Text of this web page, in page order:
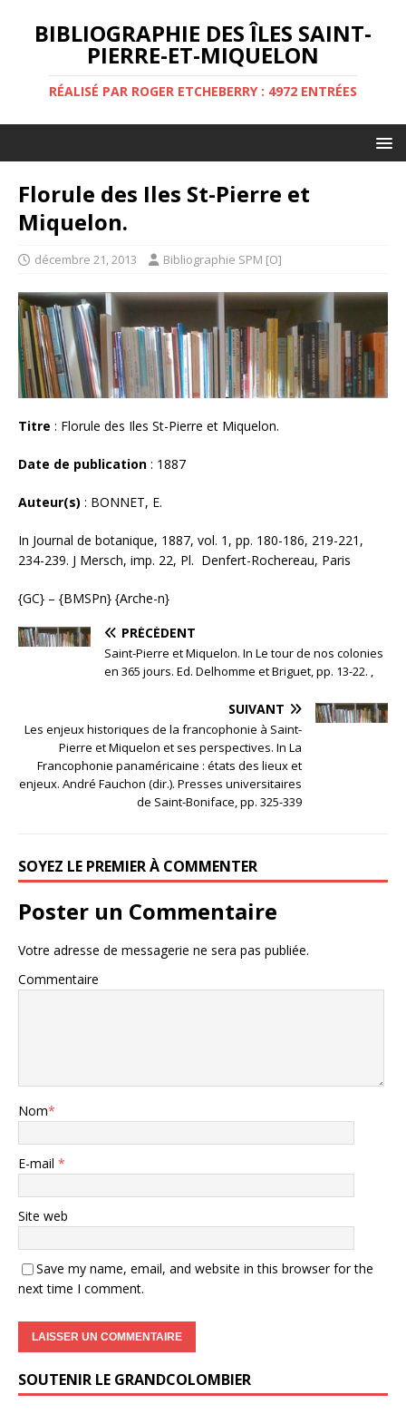
BIBLIOGRAPHIE DES ÎLES SAINT-
PIERRE-ET-MIQUELON
RÉALISÉ PAR ROGER ETCHEBERRY : 4972 ENTRÉES
Florule des Iles St-Pierre et
Miquelon.
décembre 21, 2013 Bibliographie SPM [O]
Titre : Florule des Iles St-Pierre et Miquelon.
Date de publication : 1887
Auteur(s) : BONNET, E.
In Journal de botanique, 1887, vol. 1, pp. 180-186, 219-221,
234-239. J Mersch, imp. 22, Pl. Denfert-Rochereau, Paris
{GC} – {BMSPn} {Arche-n}
PRÉCÉDENT
Saint-Pierre et Miquelon. In Le tour de nos colonies
en 365 jours. Ed. Delhomme et Briguet, pp. 13-22. ,
SUIVANT
Les enjeux historiques de la francophonie à Saint-
Pierre et Miquelon et ses perspectives. In La
Francophonie panaméricaine : états des lieux et
enjeux. André Fauchon (dir.). Presses universitaires
de Saint-Boniface, pp. 325-339
SOYEZ LE PREMIER À COMMENTER
Poster un Commentaire
Votre adresse de messagerie ne sera pas publiée.
Commentaire
Nom*
E-mail *
Site web
Save my name, email, and website in this browser for the
next time I comment.
SOUTENIR LE GRANDCOLOMBIER